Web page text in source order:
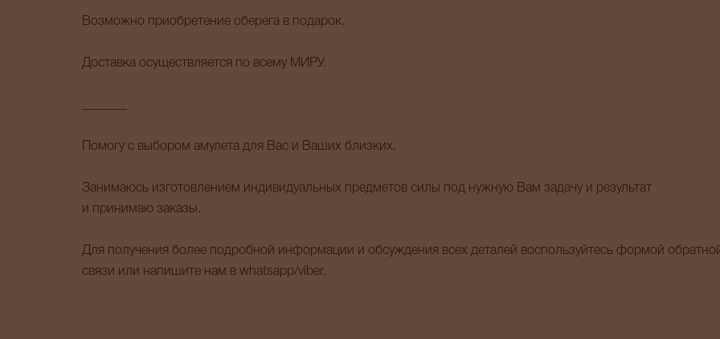
Возможно приобретение оберега в подарок.
Доставка осуществляется по всему МИРУ.
Помогу с выбором амулета для Вас и Ваших близких.
Занимаюсь изготовлением индивидуальных предметов силы под нужную Вам задачу и результат
и принимаю заказы.
Для получения более подробной информации и обсуждения всех деталей воспользуйтесь формой
связи или напишите нам в whatsapp/viber.